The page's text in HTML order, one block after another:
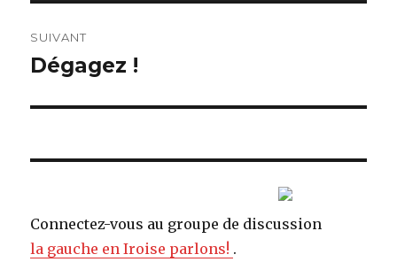
SUIVANT
Article
Dégagez !
Connectez-vous au groupe de discussion
la gauche en Iroise parlons! .